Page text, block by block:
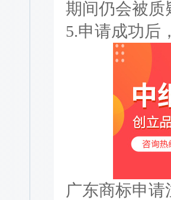
期间仍会被质
5.申请成功后
广东商标申